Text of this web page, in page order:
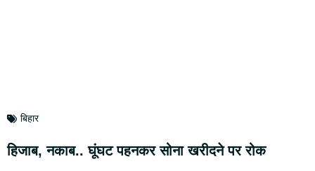
बिहार
हिजाब, नकाब.. घूंघट पहनकर सोना खरीदने पर रोक